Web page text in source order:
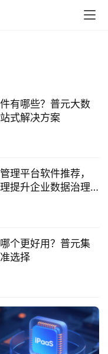
有哪些？普元大数
式解决方案
理平台软件推荐，
提升企业数据治理
个更好用？普元集
选择